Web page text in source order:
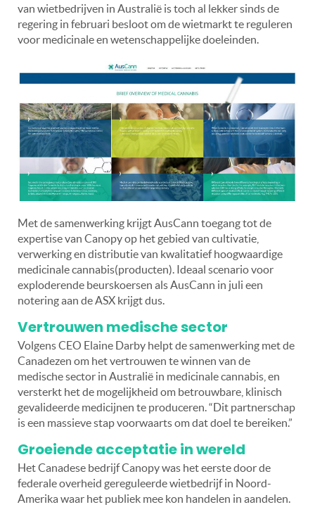
van wietbedrijven in Australië is toch al lekker sinds de
regering in februari besloot om de wietmarkt te reguleren
voor medicinale en wetenschappelijke doeleinden.
Met de samenwerking krijgt AusCann toegang tot de
expertise van Canopy op het gebied van cultivatie,
verwerking en distributie van kwalitatief hoogwaardige
medicinale cannabis(producten). Ideaal scenario voor
exploderende beurskoersen als AusCann in juli een
notering aan de ASX krijgt dus.
Vertrouwen medische sector
Volgens CEO Elaine Darby helpt de samenwerking met de
Canadezen om het vertrouwen te winnen van de
medische sector in Australië in medicinale cannabis, en
versterkt het de mogelijkheid om betrouwbare, klinisch
gevalideerde medicijnen te produceren. “Dit partnerschap
is een massieve stap voorwaarts om dat doel te bereiken.”
Groeiende acceptatie in wereld
Het Canadese bedrijf Canopy was het eerste door de
federale overheid gereguleerde wietbedrijf in Noord-
Amerika waar het publiek mee kon handelen in aandelen.